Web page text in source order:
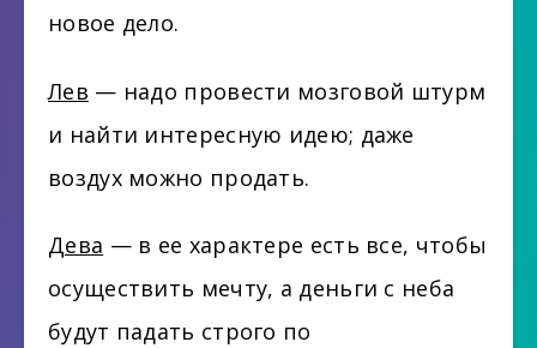
новое дело.
Лев — надо провести мозговой штурм
и найти интересную идею; даже
воздух можно продать.
Дева — в ее характере есть все, чтобы
осуществить мечту, а деньги с неба
будут падать строго по